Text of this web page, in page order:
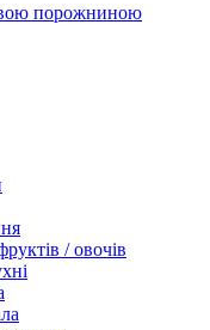
порожниною
/ овочів